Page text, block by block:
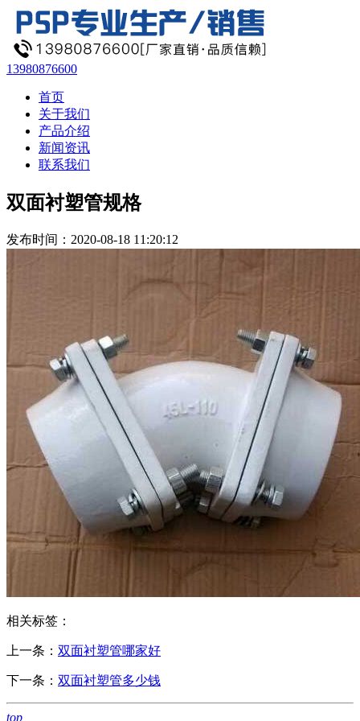
13980876600
首页
关于我们
产品介绍
新闻资讯
联系我们
双面衬塑管规格
发布时间：2020-08-18 11:20:12
相关标签：
上一条： 双面衬塑管哪家好
下一条： 双面衬塑管多少钱
top